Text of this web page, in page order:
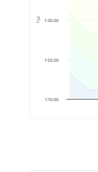
Tijd
1:10.00
1:20.00
1:30.00